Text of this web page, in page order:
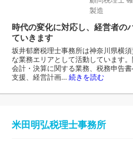
製造
時代の変化に対応し、経営者の
ていきます
坂井郁磨税理士事務所は神奈川県横
な業務エリアとして活動しています
会計・決算に関する業務、税務申告
支援、経営計画… 続きを読む
米田明弘税理士事務所